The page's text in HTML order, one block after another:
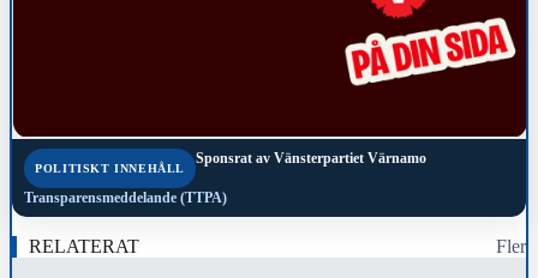
POLITISKT INNEHÅLL
Sponsrat av Vänsterpartiet Värnamo
Transparensmeddelande (TTPA)
RELATERAT Fler